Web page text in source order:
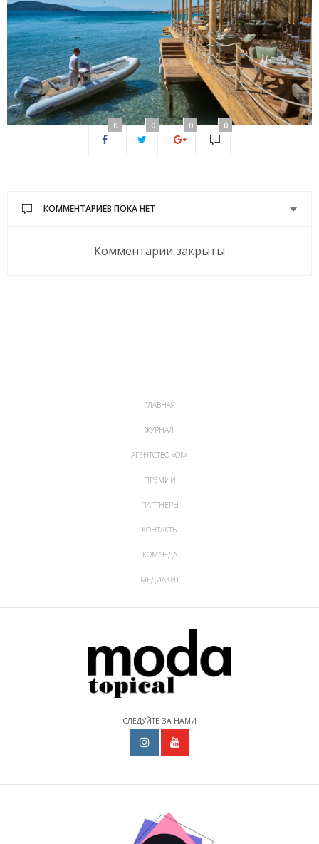
0 0 0 0
КОММЕНТАРИЕВ ПОКА НЕТ
Комментарии закрыты
ГЛАВНАЯ
ЖУРНАЛ
АГЕНТСТВО «ОК»
ПРЕМИИ
ПАРТНЕРЫ
КОНТАКТЫ
КОМАНДА
МЕДИАКИТ
СЛЕДУЙТЕ ЗА НАМИ